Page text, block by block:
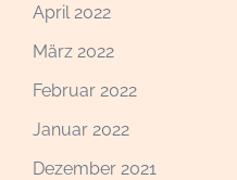
April 2022
März 2022
Februar 2022
Januar 2022
Dezember 2021